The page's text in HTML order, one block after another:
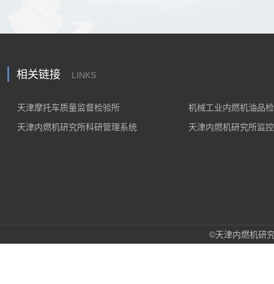
相关链接 LINKS
天津摩托车质量监督检验所
机械工业内燃机油品
天津内燃机研究所科研管理系统
天津内燃机研究所监
©天津内燃机研